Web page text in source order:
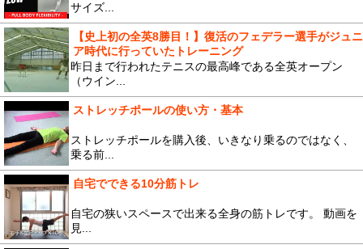
サイズ...
【史上初の全英8勝目！】復活のフェデラー選手がジュニ
ア時代に行っていたトレーニング
昨日まで行われたテニスの最高峰である全英オープン
（ウイン...
ストレッチポールの使い方・基本
ストレッチポールを購入後、いきなり乗るのではなく、
乗る前...
自宅でできる10分筋トレ
自宅の狭いスペースで出来る全身の筋トレです。 動画を
見...